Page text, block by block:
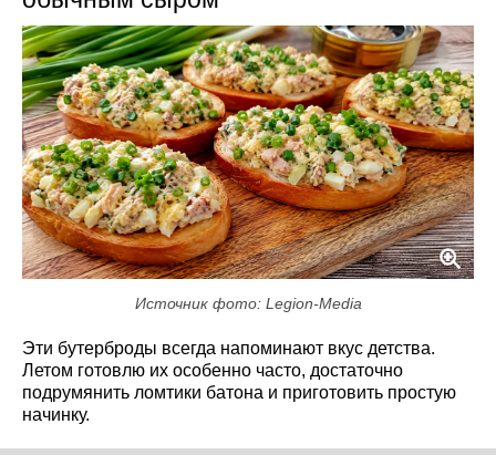
Источник фото: Legion-Media
Эти бутерброды всегда напоминают вкус детства.
Летом готовлю их особенно часто, достаточно
подрумянить ломтики батона и приготовить простую
начинку.